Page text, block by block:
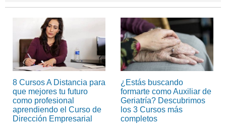
8 Cursos A Distancia para
que mejores tu futuro
como profesional
aprendiendo el Curso de
Dirección Empresarial
¿Estás buscando
formarte como Auxiliar de
Geriatría? Descubrimos
los 3 Cursos más
completos